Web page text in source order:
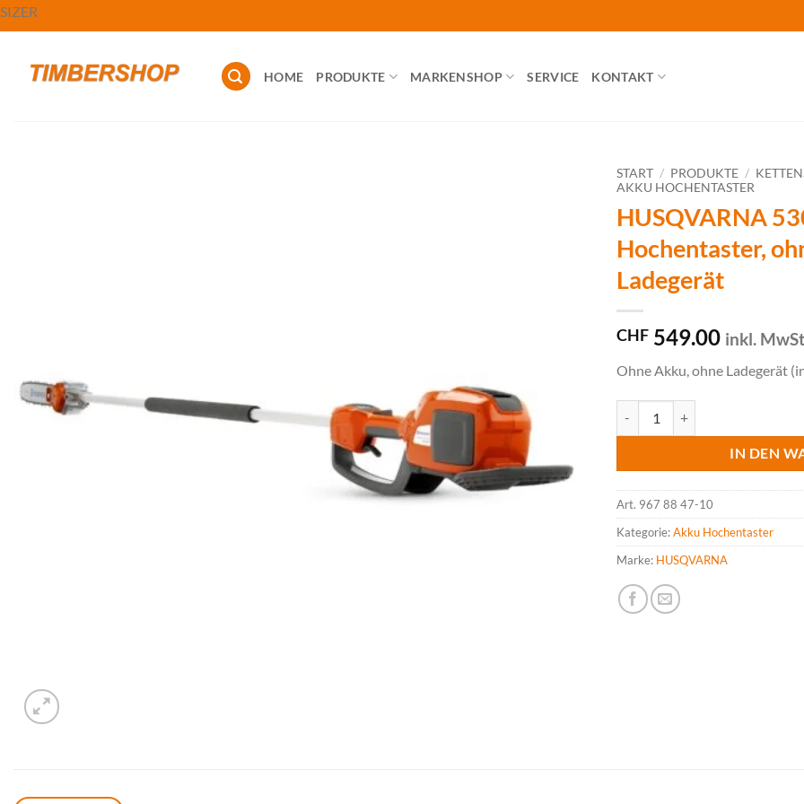
Zum
Inhalt
HOME PRODUKTE MARKENSHOP SERVICE KONTAKT
START / PRODUKTE /
AKKU HOCHENTASTER
HUSQVARNA
Hochentaster,
Ladegerät
CHF 549.00 inkl. MwSt
Ohne Akku, ohne Ladegerät
IN DEN
Art. 967 88 47-10
Kategorie:Akku Hochentaster
Marke: HUSQVARNA
SIZER